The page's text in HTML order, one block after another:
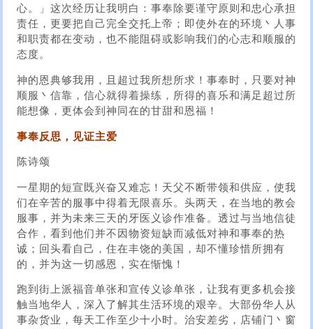
心。」这次经历让我明白：事奉除要谨守原则和忠心承担
责任，更要把自己完全交托上帝；即使外在的环境丶人事
和职责都在变动，也不能阻碍或影响我们的心志和顺服的
态度。
神的恩典够我用，且超过我所想所求！事奉时，只要对神
顺服丶信靠，信心就得着操练，所得的喜乐和满足超过所
能想像，更体会到神同在的甘甜和恩福！
事奉反思，见证主爱
陈诗颂
一星期的短宣既兴奋又难忘！天父不断带领和供应，使我
们在辛苦的服事中得着无限喜乐。头两天，在当地的教会
服事，并为未来三天的牙医义诊作准备。透过与当地信徒
合作，看到他们并不因物资短缺而减低对神和事奉的热
诚；回头看自己，住在丰饶的美国，却不懂珍惜所拥有
的，并为这一切感恩，实在惭愧！
跑到街上派福音单张和宣传义诊单张，让我有更多机会接
触当地华人，深入了解其生活环境的艰辛。大部份华人从
事杂货业，每天工作至少十小时。治安差劣，店铺门丶窗